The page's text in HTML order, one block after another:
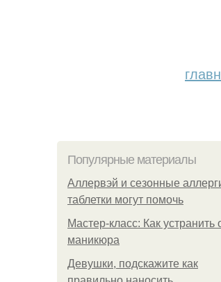
Популярные материалы
Аллервэй и сезонные
таблетки могут помочь
Мастер-класс: Как устранить
маникюра
Девушки, подскажите как